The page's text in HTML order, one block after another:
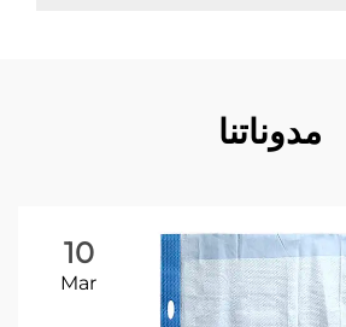
مدوناتنا
10
Mar